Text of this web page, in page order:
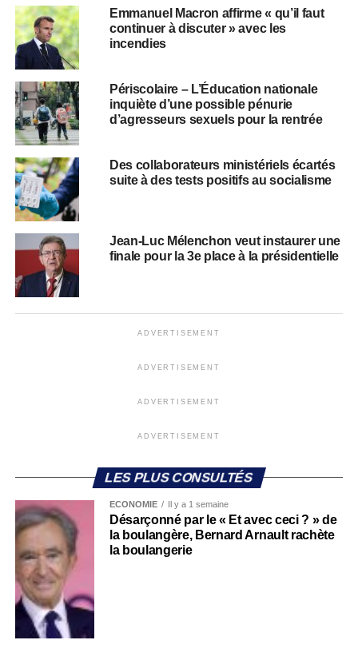
Emmanuel Macron affirme « qu’il faut
continuer à discuter » avec les
incendies
Périscolaire – L’Éducation nationale
inquiète d’une possible pénurie
d’agresseurs sexuels pour la rentrée
Des collaborateurs ministériels écartés
suite à des tests positifs au socialisme
Jean-Luc Mélenchon veut instaurer une
finale pour la 3e place à la présidentielle
ADVERTISEMENT
ADVERTISEMENT
ADVERTISEMENT
ADVERTISEMENT
LES PLUS CONSULTÉS
ECONOMIE Il y a 1 semaine
Désarçonné par le « Et avec ceci ? » de
la boulangère, Bernard Arnault rachète
la boulangerie